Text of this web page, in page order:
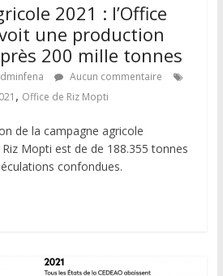
2021 : l’Office
une production
200 mille tonnes
Aucun commentaire
, Office de Riz Mopti
de la campagne agricole
Riz Mopti est de de 188.355 tonnes
confondues.